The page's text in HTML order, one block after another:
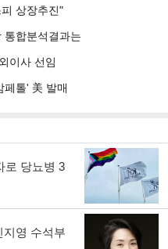
상장추진"
통합분석결과는
이사 선임
페톨' 美 발매
로 당뇨병 3
영 수석부